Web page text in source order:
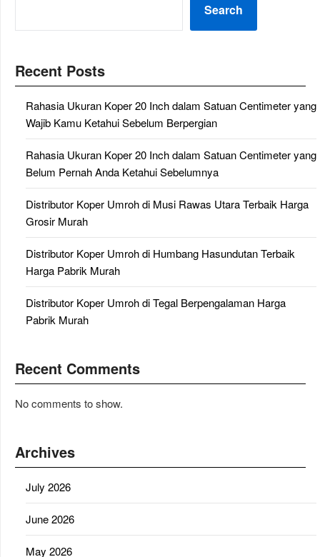
Search
Recent Posts
Rahasia Ukuran Koper 20 Inch dalam Satuan Centimeter yang
Wajib Kamu Ketahui Sebelum Berpergian
Rahasia Ukuran Koper 20 Inch dalam Satuan Centimeter yang
Belum Pernah Anda Ketahui Sebelumnya
Distributor Koper Umroh di Musi Rawas Utara Terbaik Harga
Grosir Murah
Distributor Koper Umroh di Humbang Hasundutan Terbaik
Harga Pabrik Murah
Distributor Koper Umroh di Tegal Berpengalaman Harga
Pabrik Murah
Recent Comments
No comments to show.
Archives
July 2026
June 2026
May 2026